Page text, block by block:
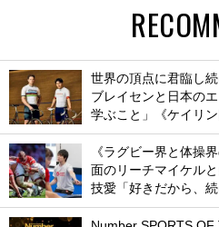
世界の頂点に君臨し
ブレイセンと日本の
学ぶこと」《ケイリ
《ラグビー界と体操
面のリーチマイケル
技愛「好きだから、続